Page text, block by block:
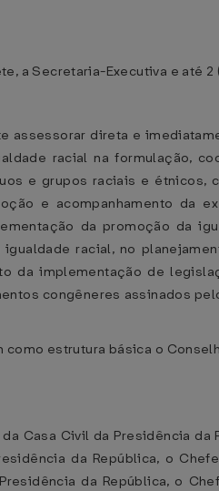
a Secretaria-Executiva e até 2
direta e
racial na formulação,
e grupos raciais e étnicos,
e acompanhamento da
da promoção da
racial, no
da implementação de
congêneres assinados
estrutura básica o
Casa Civil da Presidência
da República, o
da República, o